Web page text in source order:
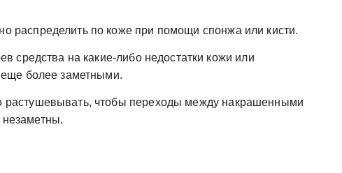
распределить по коже при помощи спонжа или кисти.
средства на какие-либо недостатки кожи или
еще более заметными.
растушевывать, чтобы переходы между накрашенными